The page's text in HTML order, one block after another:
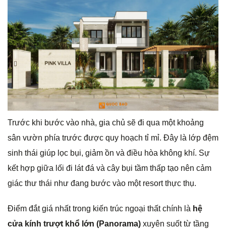
Trước khi bước vào nhà, gia chủ sẽ đi qua một khoảng
sân vườn phía trước được quy hoạch tỉ mỉ. Đây là lớp đệm
sinh thái giúp lọc bụi, giảm ồn và điều hòa không khí. Sự
kết hợp giữa lối đi lát đá và cây bụi tầm thấp tạo nên cảm
giác thư thái như đang bước vào một resort thực thụ.
Điểm đắt giá nhất trong kiến trúc ngoại thất chính là hệ
cửa kính trượt khổ lớn (Panorama) xuyên suốt từ tầng